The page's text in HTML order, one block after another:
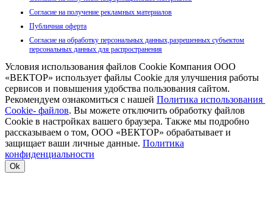
Согласие на получение рекламных материалов
Публичная оферта
Согласие на обработку персональных данных,разрешенных субъектом
персональных данных для распространения
Условия использования файлов Cookie Компания ООО
«ВЕКТОР» использует файлы Cookie для улучшения работы
сервисов и повышения удобства пользования сайтом.
Рекомендуем ознакомиться с нашей Политика использования
Cookie- файлов. Вы можете отключить обработку файлов
Cookie в настройках вашего браузера. Также мы подробно
рассказываем о том, ООО «ВЕКТОР» обрабатывает и
защищает ваши личные данные. Политика
конфиденциальности
Ok